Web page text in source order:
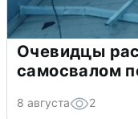
Очевидцы
самосвалом
8 августа 2